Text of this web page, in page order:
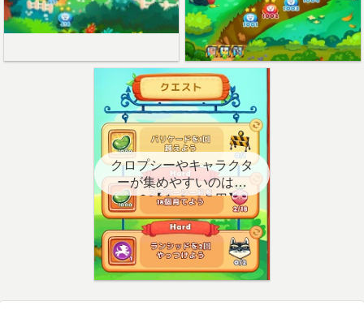
クロプシーやキャラクタ
ーが集めやすいのはど
こ？【クエスト用】